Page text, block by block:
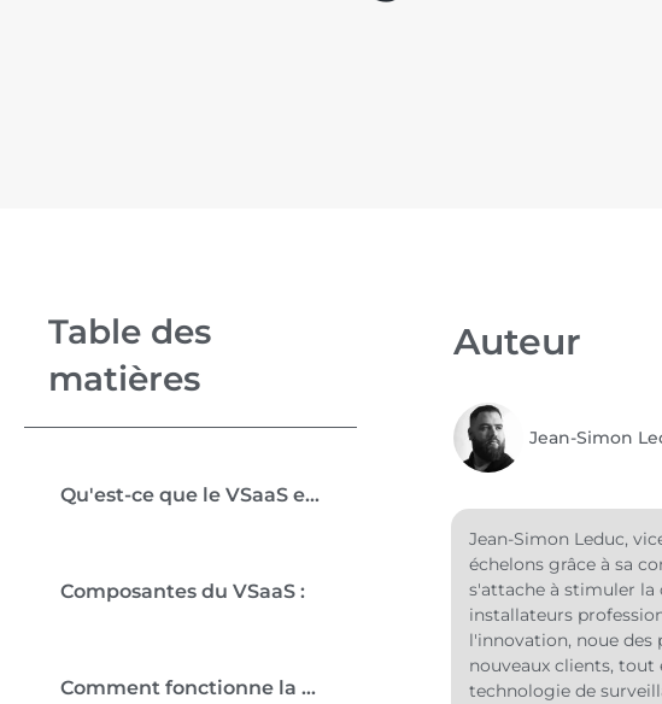
Table des
matières
Qu'est-ce que le VSaaS et pourquoi est-ce important ?
Composantes du VSaaS :
Comment fonctionne la vidéosurveillance dans le cloud (VSaaS) ?
Auteur
Jean-Simon
Jean-Simon Leduc,
échelons grâce à sa
s'attache à stimuler la
installateurs
l'innovation, noue des
nouveaux clients, tout
technologie de